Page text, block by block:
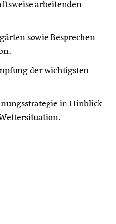
arbeitenden
sowie Besprechen
der wichtigsten
in Hinblick